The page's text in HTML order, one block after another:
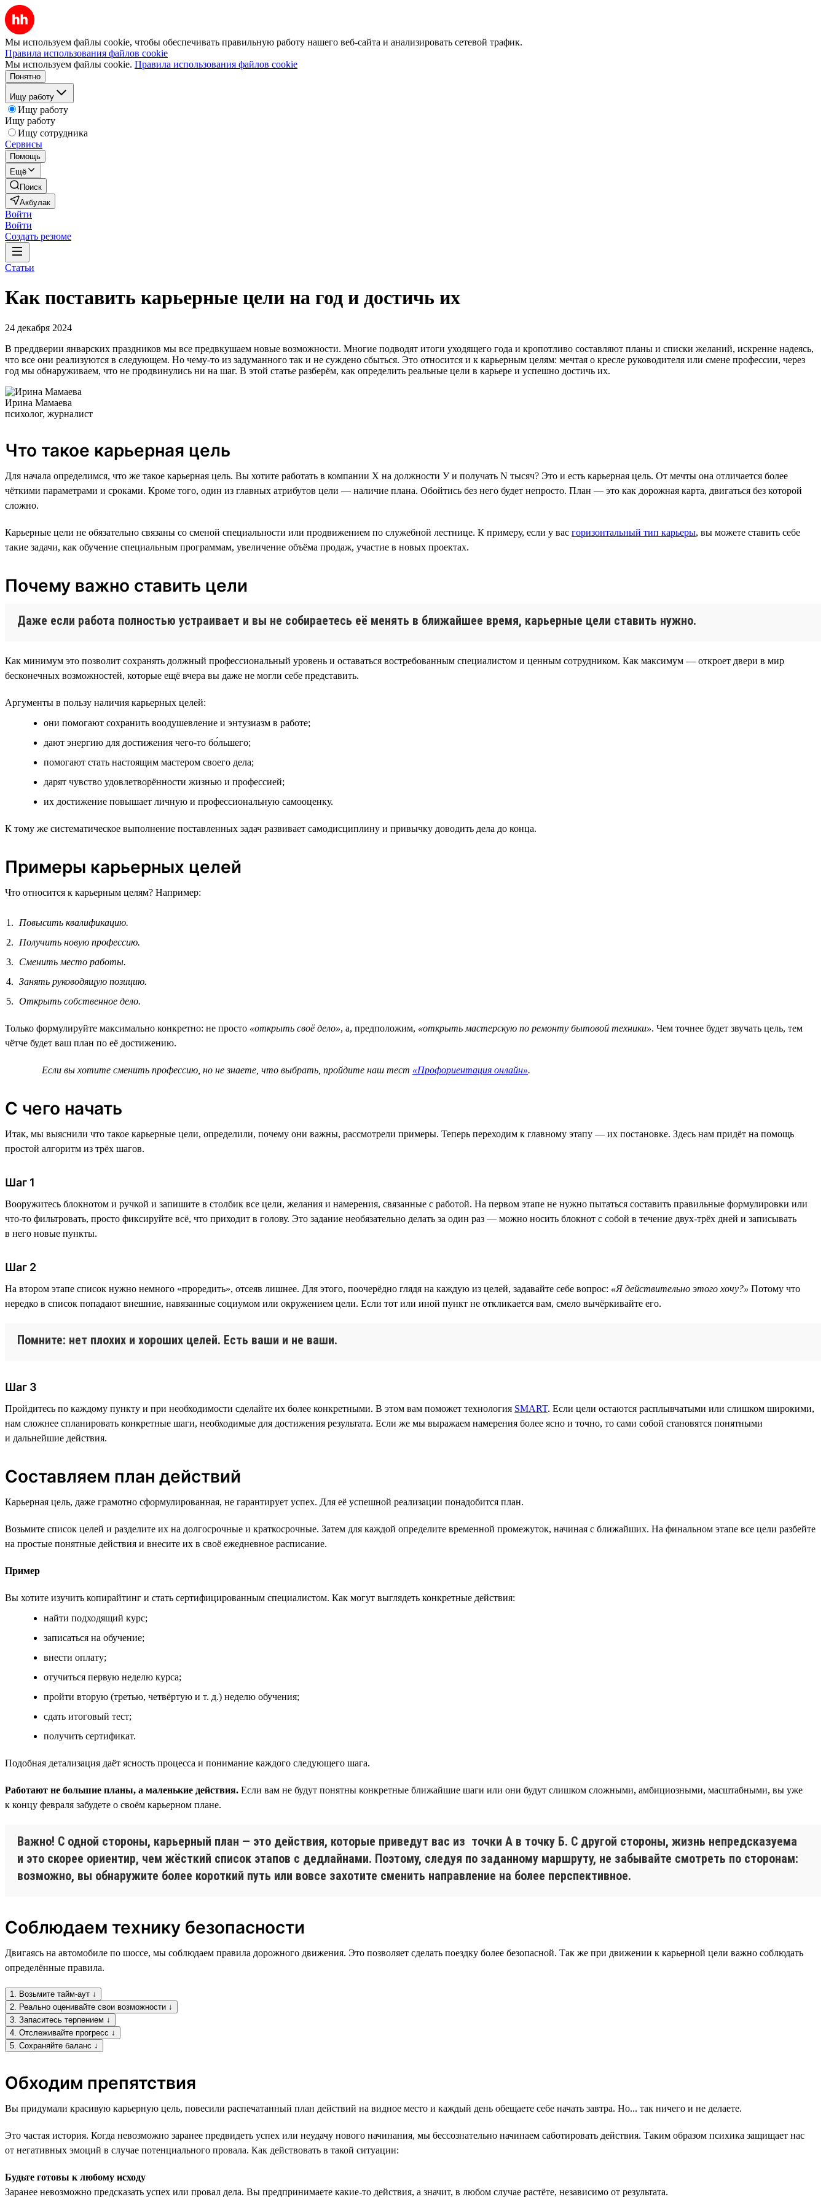
Мы используем файлы cookie, чтобы обеспечивать правильную работу нашего веб-сайта и анализировать сетевой трафик.
Правила использования файлов cookie
Мы используем файлы cookie. Правила использования файлов cookie
Понятно
Ищу работу
Ищу работу
Ищу работу
Ищу сотрудника
Сервисы
Помощь
Ещё
Поиск
Акбулак
Войти
Войти
Создать резюме
Статьи
Как поставить карьерные цели на год и достичь их
24 декабря 2024
В преддверии январских праздников мы все предвкушаем новые возможности. Многие подводят итоги уходящего года и кропотливо составляют планы и списки желаний, искренне надеясь,
что все они реализуются в следующем. Но чему-то из задуманного так и не суждено сбыться. Это относится и к карьерным целям: мечтая о кресле руководителя или смене профессии, через
год мы обнаруживаем, что не продвинулись ни на шаг. В этой статье разберём, как определить реальные цели в карьере и успешно достичь их.
Ирина Мамаева
психолог, журналист
Что такое карьерная цель
Для начала определимся, что же такое карьерная цель. Вы хотите работать в компании Х на должности У и получать N тысяч? Это и есть карьерная цель. От мечты она отличается более
чёткими параметрами и сроками. Кроме того, один из главных атрибутов цели — наличие плана. Обойтись без него будет непросто. План — это как дорожная карта, двигаться без которой
сложно.
Карьерные цели не обязательно связаны со сменой специальности или продвижением по служебной лестнице. К примеру, если у вас горизонтальный тип карьеры, вы можете ставить себе
такие задачи, как обучение специальным программам, увеличение объёма продаж, участие в новых проектах.
Почему важно ставить цели
Даже если работа полностью устраивает и вы не собираетесь её менять в ближайшее время, карьерные цели ставить нужно.
Как минимум это позволит сохранять должный профессиональный уровень и оставаться востребованным специалистом и ценным сотрудником. Как максимум — откроет двери в мир
бесконечных возможностей, которые ещё вчера вы даже не могли себе представить.
Аргументы в пользу наличия карьерных целей:
они помогают сохранить воодушевление и энтузиазм в работе;
дают энергию для достижения чего-то бо́льшего;
помогают стать настоящим мастером своего дела;
дарят чувство удовлетворённости жизнью и профессией;
их достижение повышает личную и профессиональную самооценку.
К тому же систематическое выполнение поставленных задач развивает самодисциплину и привычку доводить дела до конца.
Примеры карьерных целей
Что относится к карьерным целям? Например:
Повысить квалификацию.
Получить новую профессию.
Сменить место работы.
Занять руководящую позицию.
Открыть собственное дело.
Только формулируйте максимально конкретно: не просто «открыть своё дело», а, предположим, «открыть мастерскую по ремонту бытовой техники». Чем точнее будет звучать цель, тем
чётче будет ваш план по её достижению.
Если вы хотите сменить профессию, но не знаете, что выбрать, пройдите наш тест «Профориентация онлайн».
С чего начать
Итак, мы выяснили что такое карьерные цели, определили, почему они важны, рассмотрели примеры. Теперь переходим к главному этапу — их постановке. Здесь нам придёт на помощь
простой алгоритм из трёх шагов.
Шаг 1
Вооружитесь блокнотом и ручкой и запишите в столбик все цели, желания и намерения, связанные с работой. На первом этапе не нужно пытаться составить правильные формулировки или
что-то фильтровать, просто фиксируйте всё, что приходит в голову. Это задание необязательно делать за один раз — можно носить блокнот с собой в течение двух-трёх дней и записывать
в него новые пункты.
Шаг 2
На втором этапе список нужно немного «проредить», отсеяв лишнее. Для этого, поочерёдно глядя на каждую из целей, задавайте себе вопрос: «Я действительно этого хочу?» Потому что
нередко в список попадают внешние, навязанные социумом или окружением цели. Если тот или иной пункт не откликается вам, смело вычёркивайте его.
Помните: нет плохих и хороших целей. Есть ваши и не ваши.
Шаг 3
Пройдитесь по каждому пункту и при необходимости сделайте их более конкретными. В этом вам поможет технология SMART. Если цели остаются расплывчатыми или слишком широкими,
нам сложнее спланировать конкретные шаги, необходимые для достижения результата. Если же мы выражаем намерения более ясно и точно, то сами собой становятся понятными
и дальнейшие действия.
Составляем план действий
Карьерная цель, даже грамотно сформулированная, не гарантирует успех. Для её успешной реализации понадобится план.
Возьмите список целей и разделите их на долгосрочные и краткосрочные. Затем для каждой определите временной промежуток, начиная с ближайших. На финальном этапе все цели разбейте
на простые понятные действия и внесите их в своё ежедневное расписание.
Пример
Вы хотите изучить копирайтинг и стать сертифицированным специалистом. Как могут выглядеть конкретные действия:
найти подходящий курс;
записаться на обучение;
внести оплату;
отучиться первую неделю курса;
пройти вторую (третью, четвёртую и т. д.) неделю обучения;
сдать итоговый тест;
получить сертификат.
Подобная детализация даёт ясность процесса и понимание каждого следующего шага.
Работают не большие планы, а маленькие действия. Если вам не будут понятны конкретные ближайшие шаги или они будут слишком сложными, амбициозными, масштабными, вы уже
к концу февраля забудете о своём карьерном плане.
Важно! С одной стороны, карьерный план — это действия, которые приведут вас из точки А в точку Б. С другой стороны, жизнь непредсказуема
и это скорее ориентир, чем жёсткий список этапов с дедлайнами. Поэтому, следуя по заданному маршруту, не забывайте смотреть по сторонам:
возможно, вы обнаружите более короткий путь или вовсе захотите сменить направление на более перспективное.
Соблюдаем технику безопасности
Двигаясь на автомобиле по шоссе, мы соблюдаем правила дорожного движения. Это позволяет сделать поездку более безопасной. Так же при движении к карьерной цели важно соблюдать
определённые правила.
1. Возьмите тайм-аут ↓
2. Реально оценивайте свои возможности ↓
3. Запаситесь терпением ↓
4. Отслеживайте прогресс ↓
5. Сохраняйте баланс ↓
Обходим препятствия
Вы придумали красивую карьерную цель, повесили распечатанный план действий на видное место и каждый день обещаете себе начать завтра. Но... так ничего и не делаете.
Это частая история. Когда невозможно заранее предвидеть успех или неудачу нового начинания, мы бессознательно начинаем саботировать действия. Таким образом психика защищает нас
от негативных эмоций в случае потенциального провала. Как действовать в такой ситуации:
Будьте готовы к любому исходу
Заранее невозможно предсказать успех или провал дела. Вы предпринимаете какие-то действия, а значит, в любом случае растёте, независимо от результата.